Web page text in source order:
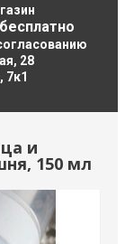
28
7к1
и
150 мл